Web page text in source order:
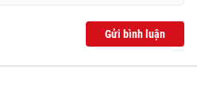
Gửi bình luận